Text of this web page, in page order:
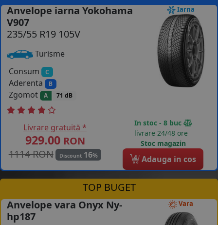
Iarna
Anvelope iarna Yokohama
V907
235/55 R19 105V
Turisme
Consum
C
Aderenta B
Zgomot A 71 dB
Livrare gratuită *
929.00 RON
1114 RON
Discount 16%
In stoc - 8 buc
livrare 24/48 ore
Stoc magazin
4 Adauga in cos
TOP BUGET
Vara
Anvelope vara Onyx Ny-
hp187